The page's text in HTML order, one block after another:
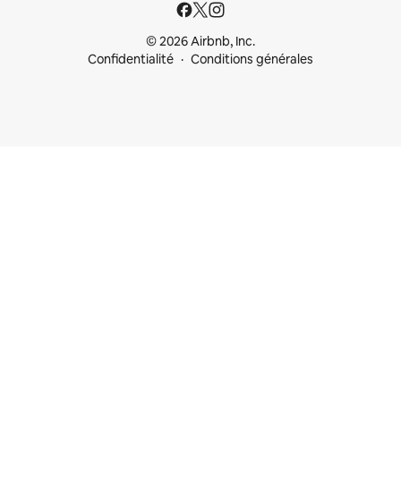
© 2026 Airbnb, Inc.
Confidentialité
Conditions générales